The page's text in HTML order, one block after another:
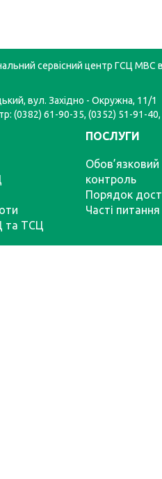
сервісний центр ГСЦ МВС
вул. Західно - Окружна, 11/1
(0382) 61-90-35, (0352) 51-91-
та ТСЦ
ПОСЛУГИ
Обов’язковий
контроль
Порядок
Часті питання